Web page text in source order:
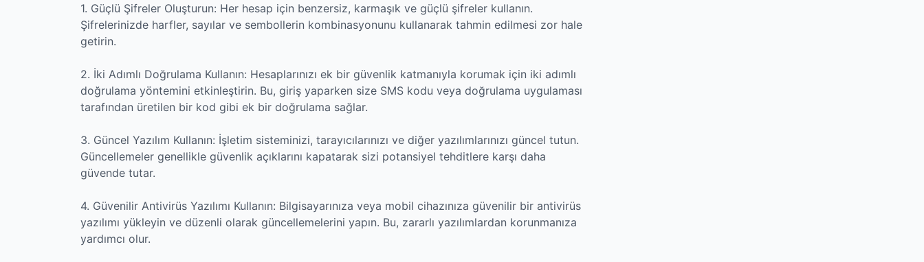
1. Güçlü Şifreler Oluşturun: Her hesap için benzersiz, karmaşık ve güçlü şifreler kullanın.
Şifrelerinizde harfler, sayılar ve sembollerin kombinasyonunu kullanarak tahmin edilmesi zor hale
getirin.
2. İki Adımlı Doğrulama Kullanın: Hesaplarınızı ek bir güvenlik katmanıyla korumak için iki adımlı
doğrulama yöntemini etkinleştirin. Bu, giriş yaparken size SMS kodu veya doğrulama uygulaması
tarafından üretilen bir kod gibi ek bir doğrulama sağlar.
3. Güncel Yazılım Kullanın: İşletim sisteminizi, tarayıcılarınızı ve diğer yazılımlarınızı güncel tutun.
Güncellemeler genellikle güvenlik açıklarını kapatarak sizi potansiyel tehditlere karşı daha
güvende tutar.
4. Güvenilir Antivirüs Yazılımı Kullanın: Bilgisayarınıza veya mobil cihazınıza güvenilir bir antivirüs
yazılımı yükleyin ve düzenli olarak güncellemelerini yapın. Bu, zararlı yazılımlardan korunmanıza
yardımcı olur.